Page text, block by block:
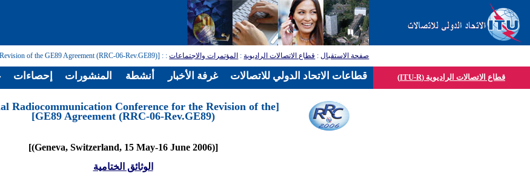
صفحة الاستقبال: قطاع الاتصالات الراديوية: المؤتمرات والاجتماعات:
: [Regional Radiocommunication Conference for the Revision of the GE89 Agreement (RRC-06-Rev.GE89)]
قطاع الاتصالات الراديوية (ITU-R)
Radiocommunication Conference for the Revision of the
GE89 Agreement (RRC-06-Rev.GE89)]
[(Geneva, Switzerland, 15 May-16 June 2006)]
الوثائق الختامية
إحصاءات المنشورات أنشطة غرفة الأخبار قطاعات الاتحاد الدولي للاتصالات